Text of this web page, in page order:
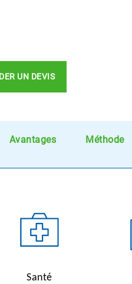
UN DEVIS
Avantages Méthode
Santé